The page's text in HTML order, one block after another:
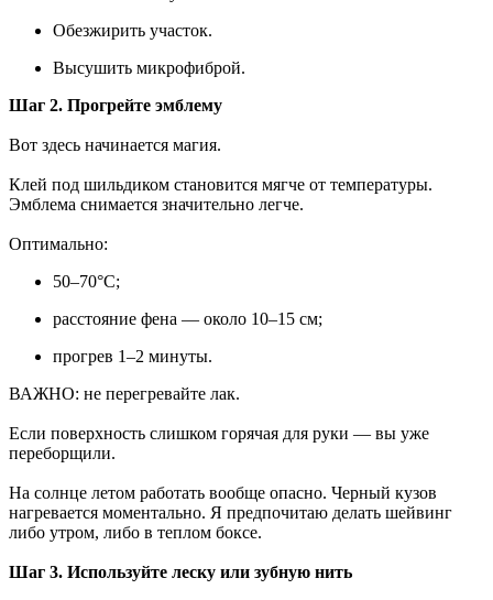
Обезжирить участок.
Высушить микрофиброй.
Шаг 2. Прогрейте эмблему
Вот здесь начинается магия.
Клей под шильдиком становится мягче от температуры.
Эмблема снимается значительно легче.
Оптимально:
50–70°C;
расстояние фена — около 10–15 см;
прогрев 1–2 минуты.
ВАЖНО: не перегревайте лак.
Если поверхность слишком горячая для руки — вы уже
переборщили.
На солнце летом работать вообще опасно. Черный кузов
нагревается моментально. Я предпочитаю делать шейвинг
либо утром, либо в теплом боксе.
Шаг 3. Используйте леску или зубную нить